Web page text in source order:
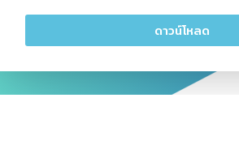
ดาวน์โหลด